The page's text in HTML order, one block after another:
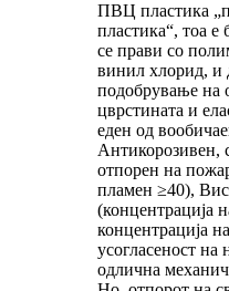
ПВЦ пластика
пластика“, тоа е
се прави со
винил хлорид, и
подобрување на
цврстината и
еден од
Антикорозивен,
отпорен на
пламен ≥40),
(концентрација
концентрација
усогласеност
одлична